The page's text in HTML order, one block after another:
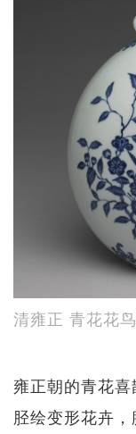
清雍正 青花花
雍正朝的青花喜
胫绘变形花卉